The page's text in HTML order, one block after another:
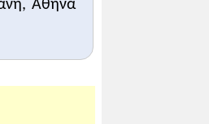
σ. 133-137.
Αθήνα